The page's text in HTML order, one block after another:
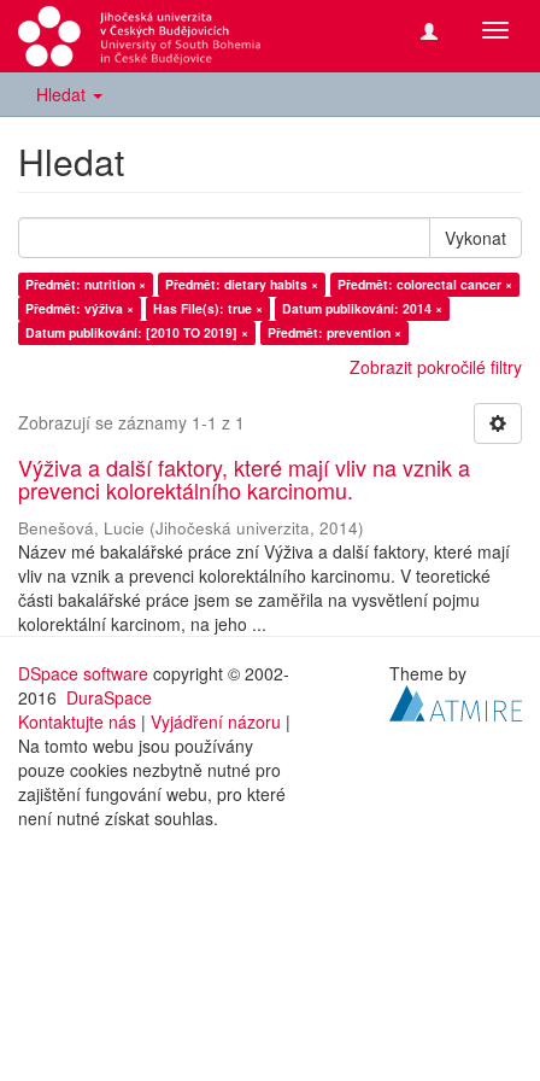
Hledat
Hledat
Vykonat
Předmět: nutrition × Předmět: dietary habits ×
Předmět: colorectal cancer ×
Předmět: výživa ×
Has File(s): true ×
Datum publikování: 2014 ×
Datum publikování: [2010 TO 2019] ×
Předmět: prevention ×
Zobrazit pokročilé filtry
Zobrazují se záznamy 1-1 z 1
Výživa a další faktory, které mají vliv na vznik a
prevenci kolorektálního karcinomu.
Benešová, Lucie (Jihočeská univerzita, 2014)
Název mé bakalářské práce zní Výživa a další faktory, které mají
vliv na vznik a prevenci kolorektálního karcinomu. V teoretické
části bakalářské práce jsem se zaměřila na vysvětlení pojmu
kolorektální karcinom, na jeho ...
DSpace software copyright © 2002-
2016 DuraSpace
Kontaktujte nás | Vyjádření názoru |
Na tomto webu jsou používány
pouze cookies nezbytně nutné pro
zajištění fungování webu, pro které
není nutné získat souhlas.
Theme by